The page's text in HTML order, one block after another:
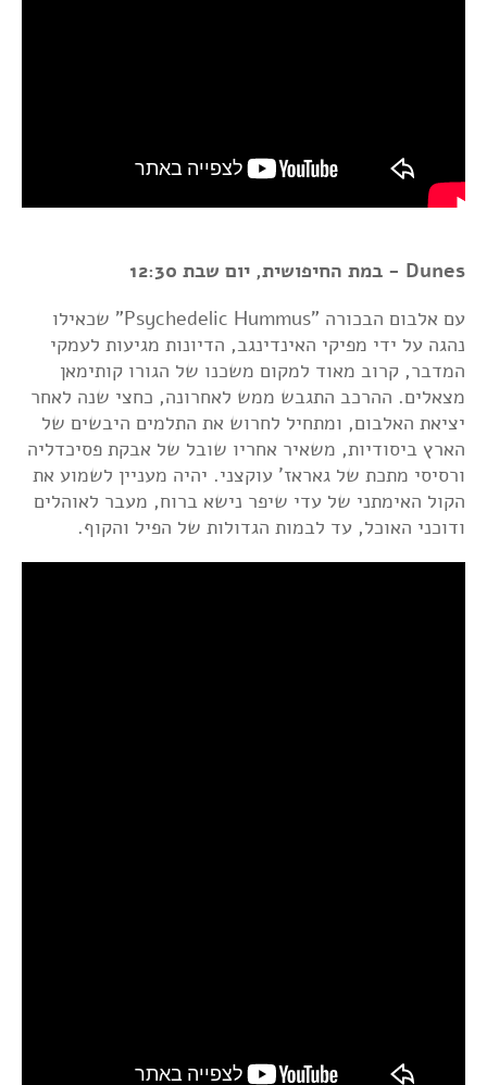
Dunes - במת החיפושית, יום שבת 12:30
עם אלבום הבכורה "Psychedelic Hummus" שכאילו
נהגה על ידי מפיקי האינדינגב, הדיונות מגיעות לעמקי
המדבר, קרוב מאוד למקום משכנו של הגורו קותימאן
מצאלים. ההרכב התגבש ממש לאחרונה, כחצי שנה לאחר
יציאת האלבום, ומתחיל לחרוש את התלמים היבשים של
הארץ ביסודיות, משאיר אחריו שובל של אבקת פסיכדליה
ורסיסי מתכת של גאראז' עוקצני. יהיה מעניין לשמוע את
הקול האימתני של עדי שיפר נישא ברוח, מעבר לאוהלים
ודוכני האוכל, עד לבמות הגדולות של הפיל והקוף.